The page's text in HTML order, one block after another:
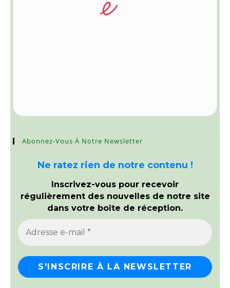
Abonnez-Vous À Notre Newsletter
Ne ratez rien de notre contenu !
Inscrivez-vous pour recevoir
régulièrement des nouvelles de notre site
dans votre boîte de réception.